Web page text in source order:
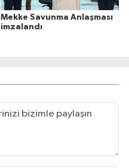
Mekke Savunma Anlaşması
imzalandı